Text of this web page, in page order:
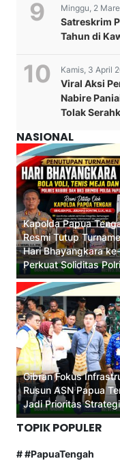
Minggu, 2
Satreskrim
Tahun di
Kamis, 3 April
Viral Aksi
Nabire
Tolak
NASIONAL
Kapolda Papua
Resmi Tutup
Hari Bhayangkara
Perkuat Soliditas Polri
Gibran Fokus
Rusun ASN Papua
Jadi Prioritas
TOPIK POPULER
# #PapuaTengah